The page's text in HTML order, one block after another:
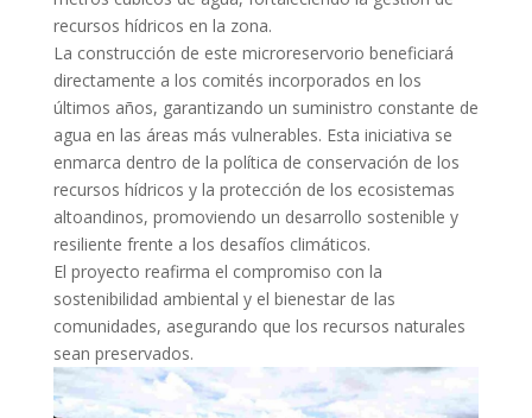
recursos hídricos en la zona.
La construcción de este microreservorio beneficiará
directamente a los comités incorporados en los
últimos años, garantizando un suministro constante de
agua en las áreas más vulnerables. Esta iniciativa se
enmarca dentro de la política de conservación de los
recursos hídricos y la protección de los ecosistemas
altoandinos, promoviendo un desarrollo sostenible y
resiliente frente a los desafíos climáticos.
El proyecto reafirma el compromiso con la
sostenibilidad ambiental y el bienestar de las
comunidades, asegurando que los recursos naturales
sean preservados.